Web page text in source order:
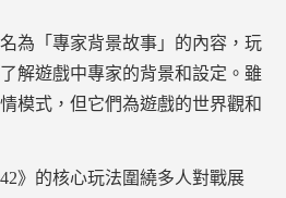
為「專家背景故事」的內容，玩
解遊戲中專家的背景和設定。雖
模式，但它們為遊戲的世界觀和
》的核心玩法圍繞多人對戰展